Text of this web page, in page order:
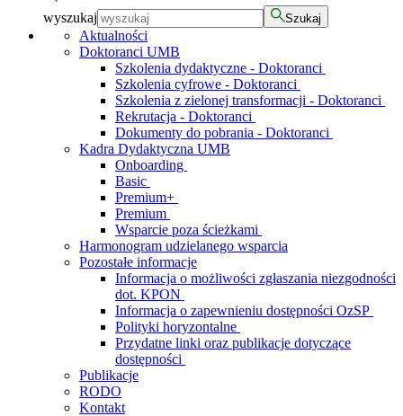
wyszukaj Szukaj
Aktualności
Doktoranci UMB
Szkolenia dydaktyczne - Doktoranci
Szkolenia cyfrowe - Doktoranci
Szkolenia z zielonej transformacji - Doktoranci
Rekrutacja - Doktoranci
Dokumenty do pobrania - Doktoranci
Kadra Dydaktyczna UMB
Onboarding
Basic
Premium+
Premium
Wsparcie poza ścieżkami
Harmonogram udzielanego wsparcia
Pozostałe informacje
Informacja o możliwości zgłaszania niezgodności
dot. KPON
Informacja o zapewnieniu dostępności OzSP
Polityki horyzontalne
Przydatne linki oraz publikacje dotyczące
dostępności
Publikacje
RODO
Kontakt